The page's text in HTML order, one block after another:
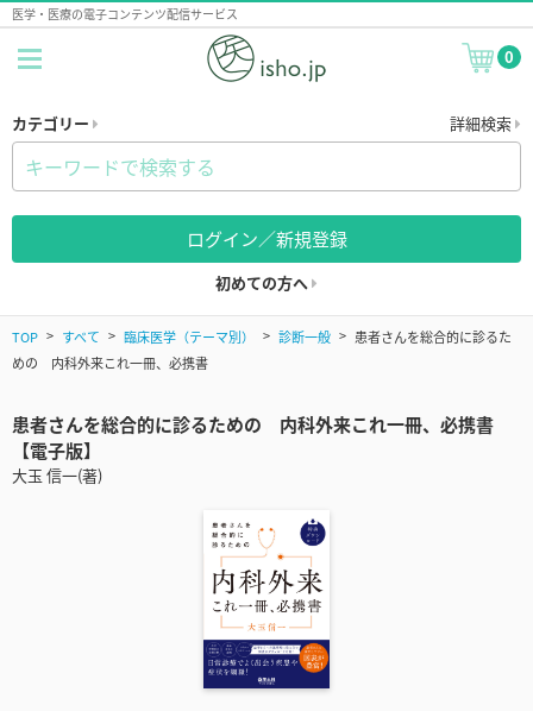
医学・医療の電子コンテンツ配信サービス
0
カテゴリー 詳細検索
ログイン／新規登録
初めての方へ
TOP すべて 臨床医学（テーマ別） 診断一般
患者さんを総合的に診るた
めの 内科外来これ一冊、必携書
患者さんを総合的に診るための 内科外来これ一冊、必携書
【電子版】
大玉 信一(著)